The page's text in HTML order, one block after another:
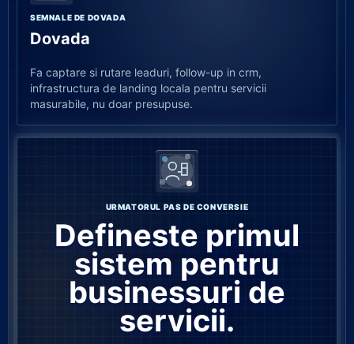
SEMNALE DE DOVADA
Dovada
Fa captare si rutare leaduri, follow-up in crm,
infrastructura de landing locala pentru servicii
masurabile, nu doar presupuse.
URMATORUL PAS DE CONVERSIE
Defineste primul
sistem pentru
businessuri de
servicii.